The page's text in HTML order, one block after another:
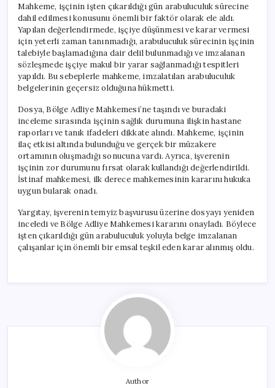
Mahkeme, işçinin işten çıkarıldığı gün arabuluculuk sürecine
dahil edilmesi konusunu önemli bir faktör olarak ele aldı.
Yapılan değerlendirmede, işçiye düşünmesi ve karar vermesi
için yeterli zaman tanınmadığı, arabuluculuk sürecinin işçinin
talebiyle başlamadığına dair delil bulunmadığı ve imzalanan
sözleşmede işçiye makul bir yarar sağlanmadığı tespitleri
yapıldı. Bu sebeplerle mahkeme, imzalatılan arabuluculuk
belgelerinin geçersiz olduğuna hükmetti.
Dosya, Bölge Adliye Mahkemesi’ne taşındı ve buradaki
inceleme sırasında işçinin sağlık durumuna ilişkin hastane
raporları ve tanık ifadeleri dikkate alındı. Mahkeme, işçinin
ilaç etkisi altında bulunduğu ve gerçek bir müzakere
ortamının oluşmadığı sonucuna vardı. Ayrıca, işverenin
işçinin zor durumunu fırsat olarak kullandığı değerlendirildi.
İstinaf mahkemesi, ilk derece mahkemesinin kararını hukuka
uygun bularak onadı.
Yargıtay, işverenin temyiz başvurusu üzerine dosyayı yeniden
inceledi ve Bölge Adliye Mahkemesi kararını onayladı. Böylece
işten çıkarıldığı gün arabuluculuk yoluyla belge imzalanan
çalışanlar için önemli bir emsal teşkil eden karar alınmış oldu.
Author